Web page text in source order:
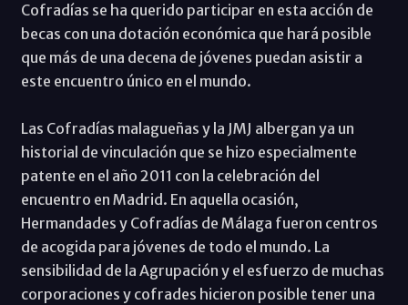
Cofradías se ha querido participar en esta acción de
becas con una dotación económica que hará posible
que más de una decena de jóvenes puedan asistir a
este encuentro único en el mundo.
Las Cofradías malagueñas y la JMJ albergan ya un
historial de vinculación que se hizo especialmente
patente en el año 2011 con la celebración del
encuentro en Madrid. En aquella ocasión,
Hermandades y Cofradías de Málaga fueron centros
de acogida para jóvenes de todo el mundo. La
sensibilidad de la Agrupación y el esfuerzo de muchas
corporaciones y cofrades hicieron posible tener una